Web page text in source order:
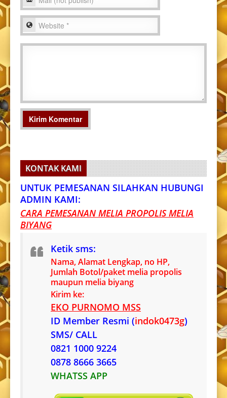
KONTAK KAMI
UNTUK PEMESANAN SILAHKAN HUBUNGI
ADMIN KAMI:
CARA PEMESANAN MELIA PROPOLIS MELIA
BIYANG
Ketik sms:
Nama, Alamat Lengkap, no HP,
Jumlah Botol/paket melia propolis
maupun melia biyang
Kirim ke:
EKO PURNOMO MSS
ID Member Resmi (indok0473g)
SMS/ CALL
0821 1000 9224
0878 8666 3665
WHATSS APP